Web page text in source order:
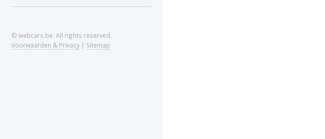
© webcars.be. All rights reserved.
Voorwaarden & Privacy | Sitemap